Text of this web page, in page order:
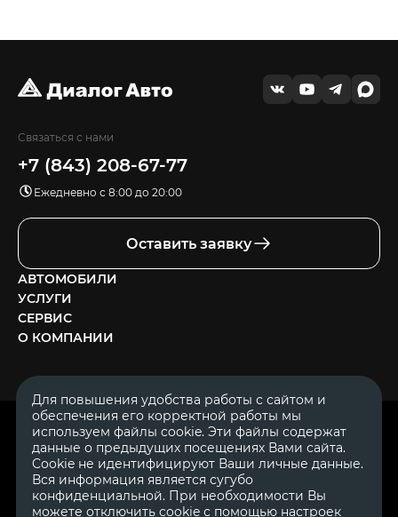
Связаться с нами
+7 (843) 208-67-77
Ежедневно с 8:00 до 20:00
Оставить заявку
АВТОМОБИЛИ
УСЛУГИ
СЕРВИС
О КОМПАНИИ
© 2007—2026 «Диалог Авто» — автосалон. Все права защищены.
Обращаем Ваше внимание на то, что данный Интернет-сайт
носит исключительно информационный характер и ни при
каких условиях не является публичной офертой, определяемой
ОГРН 1111644005153
ИНН 1644062657
Для повышения удобства работы с сайтом и
обеспечения его корректной работы мы
используем файлы cookie. Эти файлы содержат
данные о предыдущих посещениях Вами сайта.
Cookie не идентифицируют Ваши личные данные.
Вся информация является сугубо
конфиденциальной. При необходимости Вы
можете отключить cookie с помощью настроек